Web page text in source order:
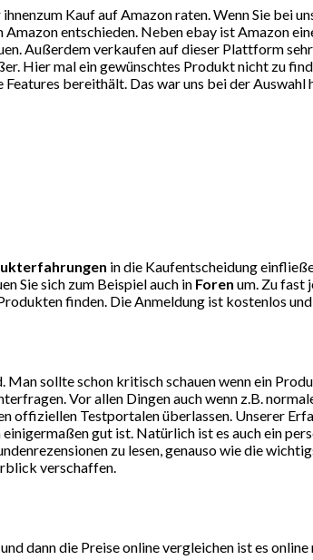
Kauf auf Amazon raten. Wenn Sie bei
entschieden. Neben ebay ist Amazon
Außerdem verkaufen auf dieser Plattform
Hier mal ein gewünschtes Produkt nicht zu
bereithält. Das war uns bei der
in die Kaufentscheidung
Sie sich zum Beispiel auch in Foren um. Zu fast
finden. Die Anmeldung ist kostenlos
sollte schon kritisch schauen wenn ein
Vor allen Dingen auch wenn z.B.
Testportalen überlassen. Unserer
gut ist. Natürlich ist es auch ein
zu lesen, genauso wie die
verschaffen.
dann die Preise online vergleichen ist es